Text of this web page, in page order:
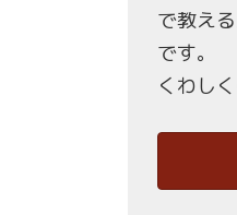
で教え
です。
くわし